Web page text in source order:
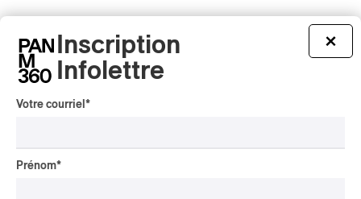
Date: 26 mai 2021, 20:00 (EDT)Entrée : 19:45 Lieu
de la captation: Salle Pierre-Mercure
suivante:
×
Inscription
Infolettre
Votre courriel *
Prénom*